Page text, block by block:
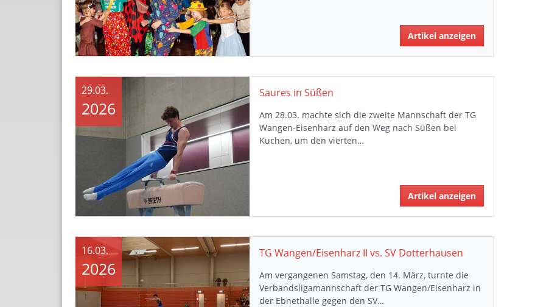
Artikel anzeigen
Saures in Süßen
Am 28.03. machte sich die zweite Mannschaft der TG
Wangen-Eisenharz auf den Weg nach Süßen bei
Kuchen, um den vierten…
Artikel anzeigen
29.03.
2026
TG Wangen/Eisenharz II vs. SV Dotterhausen
Am vergangenen Samstag, den 14. März, turnte die
Verbandsligamannschaft der TG Wangen/Eisenharz in
der Ebnethalle gegen den SV…
16.03.
2026